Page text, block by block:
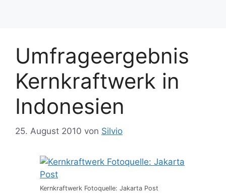
Umfrageergebnis
Kernkraftwerk in
Indonesien
25. August 2010 von Silvio
Kernkraftwerk Fotoquelle: Jakarta Post